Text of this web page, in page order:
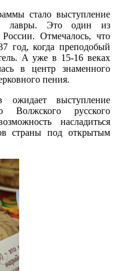
стало выступление
лавры. Это один из
Отмечалось, что
год, когда преподобый
А уже в 15-16 веках
в центр знаменного
пения.
выступление
Волжского русского
насладиться
страны под открытым